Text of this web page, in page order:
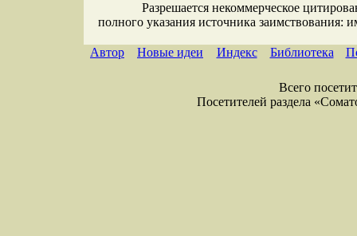
Разрешается некоммерческое
полного указания источника заимствования:
Автор Новые идеи Индекс Библиотека
Всего
Посетителей раздела